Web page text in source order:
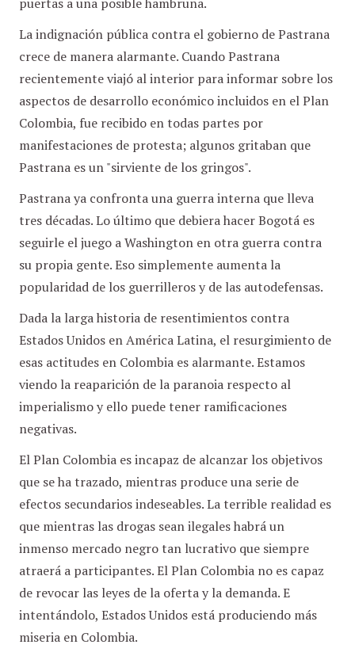
La indignación pública contra el gobierno de Pastrana
crece de manera alarmante. Cuando Pastrana
recientemente viajó al interior para informar sobre los
aspectos de desarrollo económico incluidos en el Plan
Colombia, fue recibido en todas partes por
manifestaciones de protesta; algunos gritaban que
Pastrana es un "sirviente de los gringos".
Pastrana ya confronta una guerra interna que lleva
tres décadas. Lo último que debiera hacer Bogotá es
seguirle el juego a Washington en otra guerra contra
su propia gente. Eso simplemente aumenta la
popularidad de los guerrilleros y de las autodefensas.
Dada la larga historia de resentimientos contra
Estados Unidos en América Latina, el resurgimiento de
esas actitudes en Colombia es alarmante. Estamos
viendo la reaparición de la paranoia respecto al
imperialismo y ello puede tener ramificaciones
negativas.
El Plan Colombia es incapaz de alcanzar los objetivos
que se ha trazado, mientras produce una serie de
efectos secundarios indeseables. La terrible realidad es
que mientras las drogas sean ilegales habrá un
inmenso mercado negro tan lucrativo que siempre
atraerá a participantes. El Plan Colombia no es capaz
de revocar las leyes de la oferta y la demanda. E
intentándolo, Estados Unidos está produciendo más
miseria en Colombia.